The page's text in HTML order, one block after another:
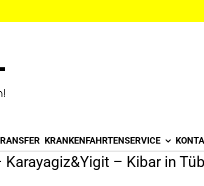
KRANKENFAHRTENSERVICE
– Kibar in